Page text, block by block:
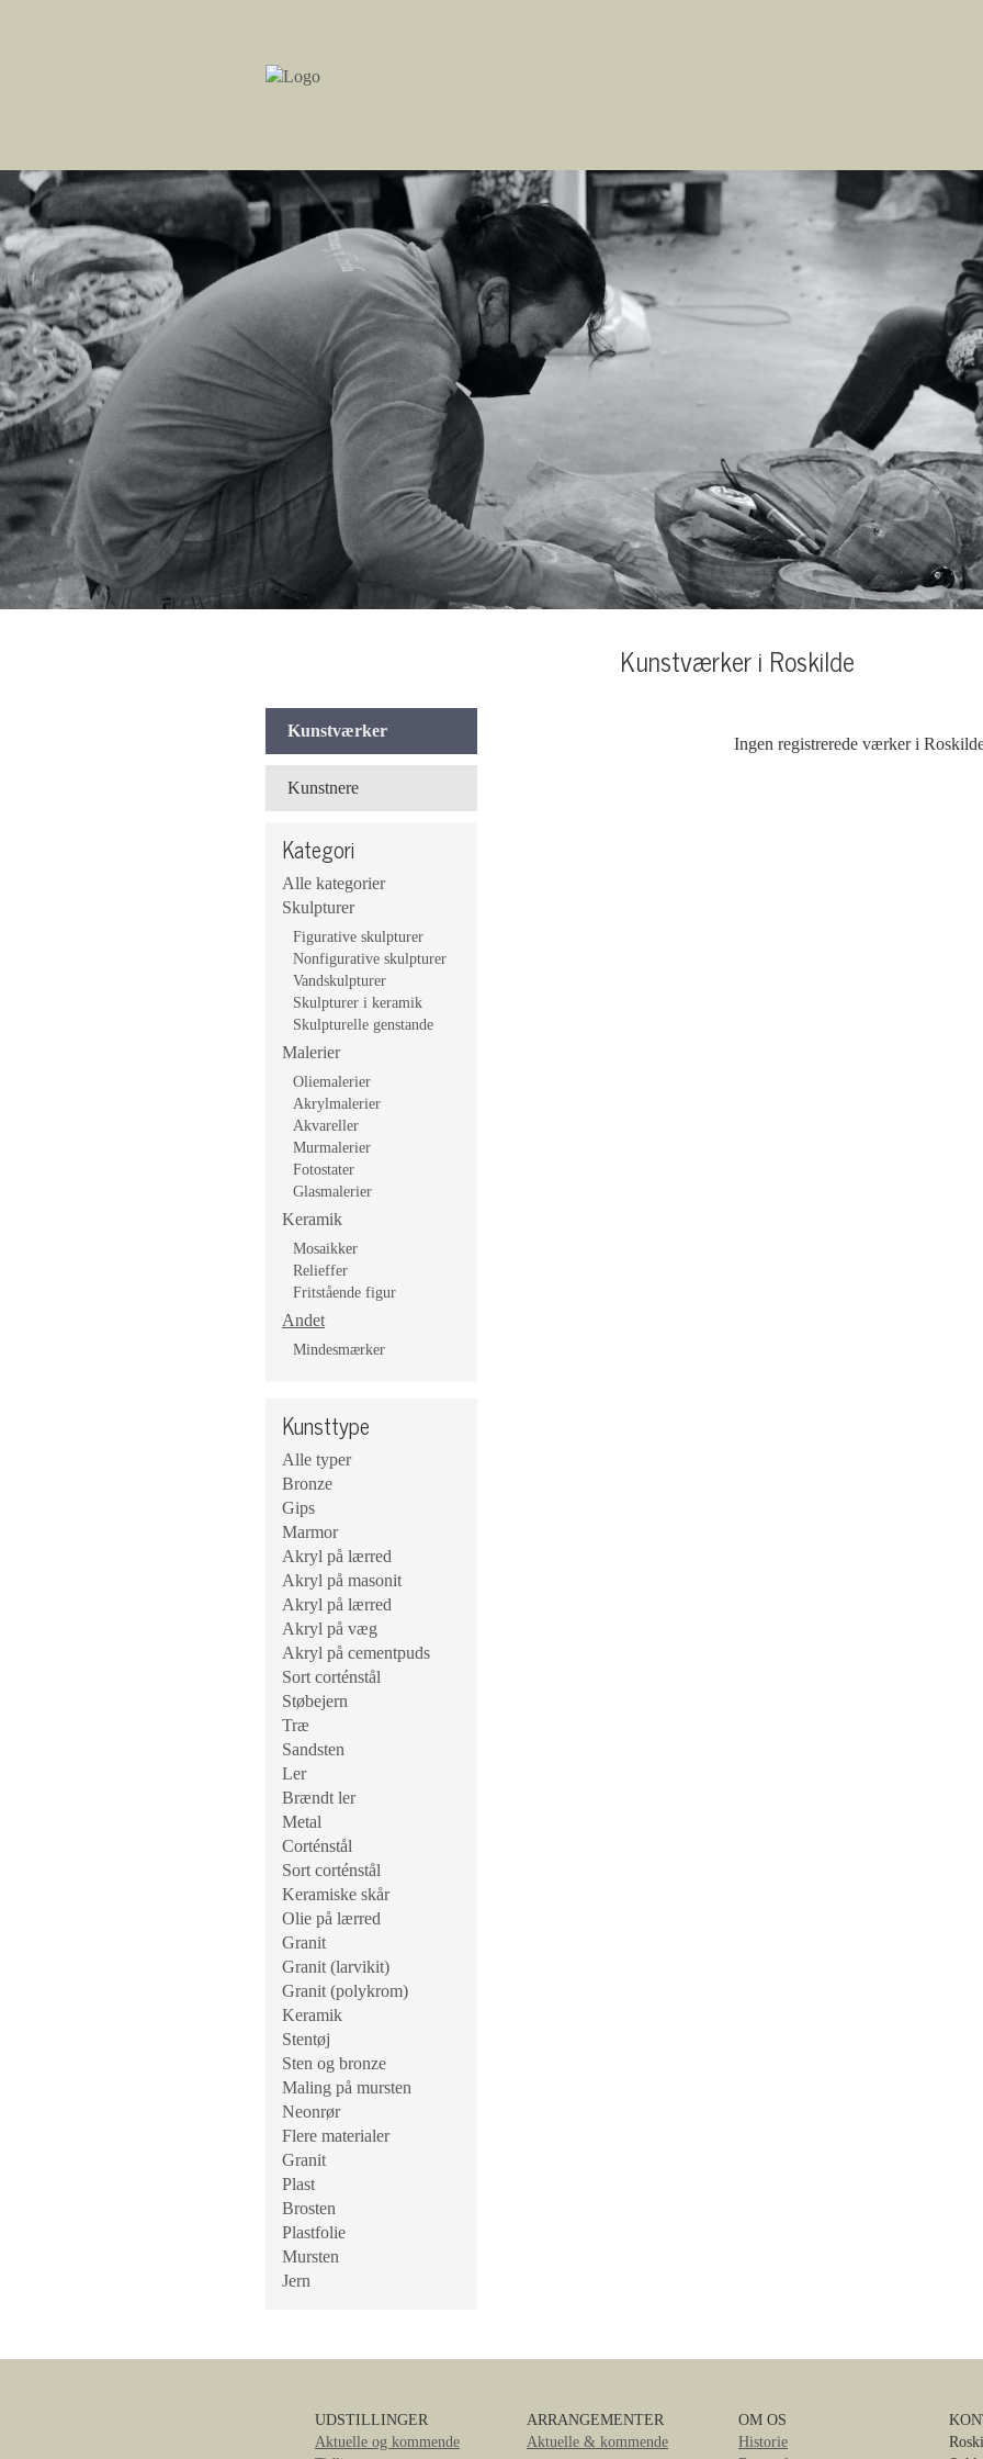
Kunstværker i Roskilde
Kunstværker
Kunstnere
Kategori
Alle kategorier
Skulpturer
Figurative skulpturer
Nonfigurative skulpturer
Vandskulpturer
Skulpturer i keramik
Skulpturelle genstande
Malerier
Oliemalerier
Akrylmalerier
Akvareller
Murmalerier
Fotostater
Glasmalerier
Keramik
Mosaikker
Relieffer
Fritstående figur
Andet
Mindesmærker
Kunsttype
Alle typer
Bronze
Gips
Marmor
Akryl på lærred
Akryl på masonit
Akryl på lærred
Akryl på væg
Akryl på cementpuds
Sort corténstål
Støbejern
Træ
Sandsten
Ler
Brændt ler
Metal
Corténstål
Sort corténstål
Keramiske skår
Olie på lærred
Granit
Granit (larvikit)
Granit (polykrom)
Keramik
Stentøj
Sten og bronze
Maling på mursten
Neonrør
Flere materialer
Granit
Plast
Brosten
Plastfolie
Mursten
Jern
Ingen registrerede værker i
UDSTILLINGER
Aktuelle og kommende
ARRANGEMENTER
Aktuelle & kommende
OM OS
Historie